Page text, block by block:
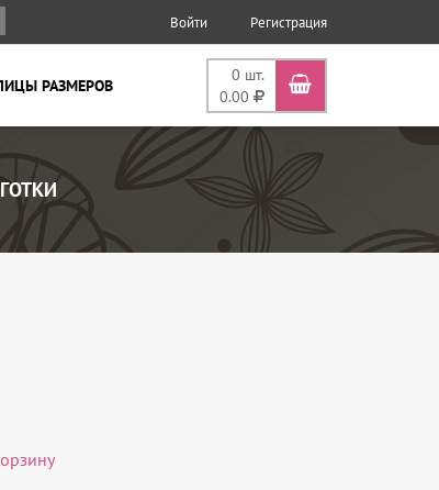
Войти Регистрация
0 шт.
0.00
РАЗМЕРОВ